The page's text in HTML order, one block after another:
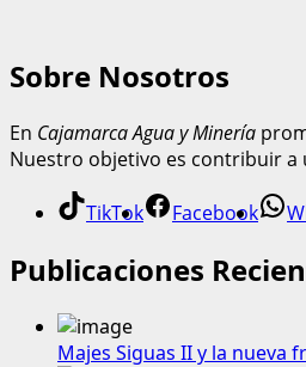
Sobre Nosotros
En Cajamarca Agua y Minería
Nuestro objetivo es contribuir a
TikTok Facebook
Publicaciones
Majes Siguas II y la